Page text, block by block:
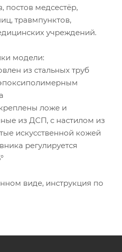
постов медсестёр,
травмпунктов,
учреждений.
модели:
из стальных труб
ложе и
из ДСП, с настилом из
искусственной кожей
регулируется
виде, инструкция по